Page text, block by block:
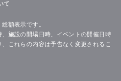
て
額表示です。
施設の開場日時、イベントの開催日時
これらの内容は予告なく変更されるこ